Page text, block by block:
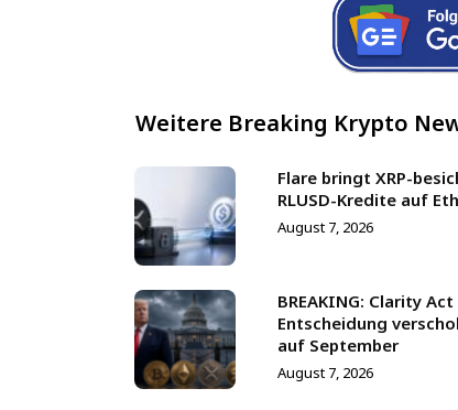
Weitere Breaking Krypto
Flare bringt XRP-
RLUSD-Kredite auf
August 7, 2026
BREAKING: Clarity Act
Entscheidung
auf September
August 7, 2026